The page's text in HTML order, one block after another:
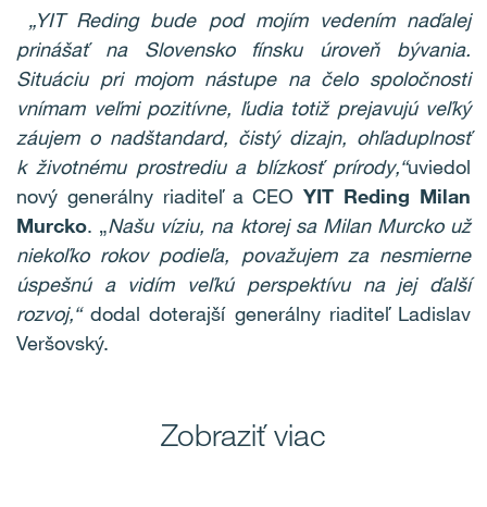
„YIT Reding bude pod mojím vedením naďalej
prinášať na Slovensko fínsku úroveň bývania.
Situáciu pri mojom nástupe na čelo spoločnosti
vnímam veľmi pozitívne, ľudia totiž prejavujú veľký
záujem o nadštandard, čistý dizajn, ohľaduplnosť
k životnému prostrediu a blízkosť prírody,“uviedol
nový generálny riaditeľ a CEOYIT Reding Milan
Murcko. „Našu víziu, na ktorej sa Milan Murcko už
niekoľko rokov podieľa, považujem za nesmierne
úspešnú a vidím veľkú perspektívu na jej ďalší
rozvoj,“dodal doterajší generálny riaditeľ Ladislav
Veršovský.
Zobraziť viac